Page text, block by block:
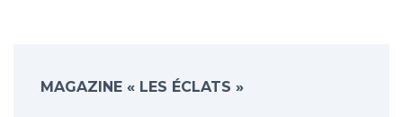
MAGAZINE « LES ÉCLATS »